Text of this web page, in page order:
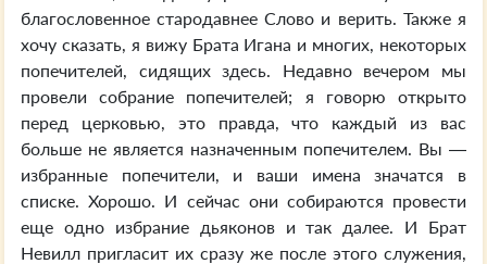
благословенное стародавнее Слово и верить. Также я
хочу сказать, я вижу Брата Игана и многих, некоторых
попечителей, сидящих здесь. Недавно вечером мы
провели собрание попечителей; я говорю открыто
перед церковью, это правда, что каждый из вас
больше не является назначенным попечителем. Вы —
избранные попечители, и ваши имена значатся в
списке. Хорошо. И сейчас они собираются провести
еще одно избрание дьяконов и так далее. И Брат
Невилл пригласит их сразу же после этого служения,